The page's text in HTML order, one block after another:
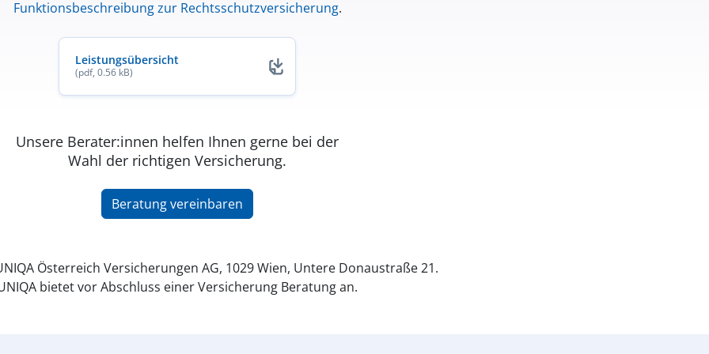
Funktionsbeschreibung zur Rechtsschutzversicherung.
Leistungsübersicht
(pdf, 0.56 kB)
Unsere Berater:innen helfen Ihnen gerne bei der
Wahl der richtigen Versicherung.
Beratung vereinbaren
Österreich Versicherungen AG, 1029 Wien, Untere Donaustraße 21.
bietet vor Abschluss einer Versicherung Beratung an.